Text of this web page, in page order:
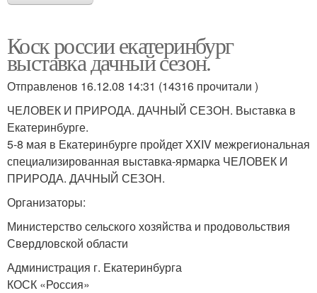
Коск россии екатеринбург
выставка дачный сезон.
Отправленов 16.12.08 14:31 (14316 прочитали )
ЧЕЛОВЕК И ПРИРОДА. ДАЧНЫЙ СЕЗОН. Выставка в
Екатеринбурге.
5-8 мая в Екатеринбурге пройдет XXIV межрегиональная
специализированная выставка-ярмарка ЧЕЛОВЕК И
ПРИРОДА. ДАЧНЫЙ СЕЗОН.
Организаторы:
Министерство сельского хозяйства и продовольствия
Свердловской области
Администрация г. Екатеринбурга
КОСК «Россия»